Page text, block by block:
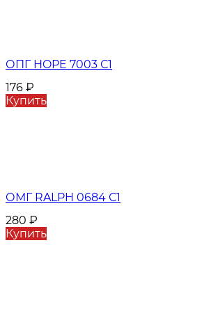
ОПГ HOPE 7003 С1
176 ₽
Купить
ОМГ RALPH 0684 С1
280 ₽
Купить